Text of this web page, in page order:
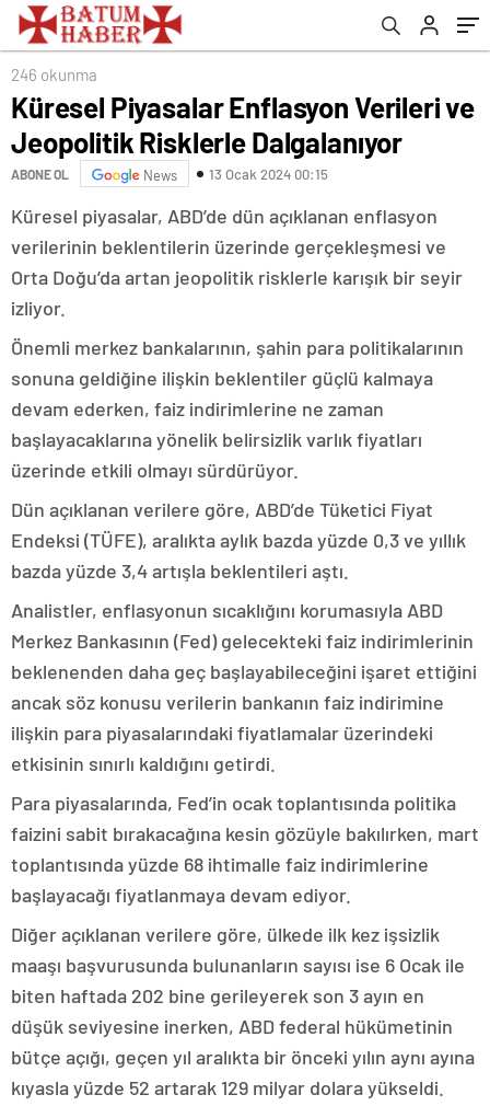
246 okunma
Küresel Piyasalar Enflasyon Verileri ve
Jeopolitik Risklerle Dalgalanıyor
ABONE OL News 13 Ocak 2024 00:15
Küresel piyasalar, ABD’de dün açıklanan enflasyon
verilerinin beklentilerin üzerinde gerçekleşmesi ve
Orta Doğu’da artan jeopolitik risklerle karışık bir seyir
izliyor.
Önemli merkez bankalarının, şahin para politikalarının
sonuna geldiğine ilişkin beklentiler güçlü kalmaya
devam ederken, faiz indirimlerine ne zaman
başlayacaklarına yönelik belirsizlik varlık fiyatları
üzerinde etkili olmayı sürdürüyor.
Dün açıklanan verilere göre, ABD’de Tüketici Fiyat
Endeksi (TÜFE), aralıkta aylık bazda yüzde 0,3 ve yıllık
bazda yüzde 3,4 artışla beklentileri aştı.
Analistler, enflasyonun sıcaklığını korumasıyla ABD
Merkez Bankasının (Fed) gelecekteki faiz indirimlerinin
beklenenden daha geç başlayabileceğini işaret ettiğini
ancak söz konusu verilerin bankanın faiz indirimine
ilişkin para piyasalarındaki fiyatlamalar üzerindeki
etkisinin sınırlı kaldığını getirdi.
Para piyasalarında, Fed’in ocak toplantısında politika
faizini sabit bırakacağına kesin gözüyle bakılırken, mart
toplantısında yüzde 68 ihtimalle faiz indirimlerine
başlayacağı fiyatlanmaya devam ediyor.
Diğer açıklanan verilere göre, ülkede ilk kez işsizlik
maaşı başvurusunda bulunanların sayısı ise 6 Ocak ile
biten haftada 202 bine gerileyerek son 3 ayın en
düşük seviyesine inerken, ABD federal hükümetinin
bütçe açığı, geçen yıl aralıkta bir önceki yılın aynı ayına
kıyasla yüzde 52 artarak 129 milyar dolara yükseldi.